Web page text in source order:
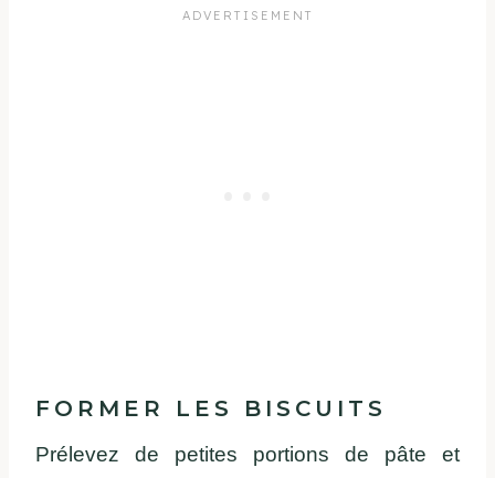
FORMER LES BISCUITS
Prélevez de petites portions de pâte et